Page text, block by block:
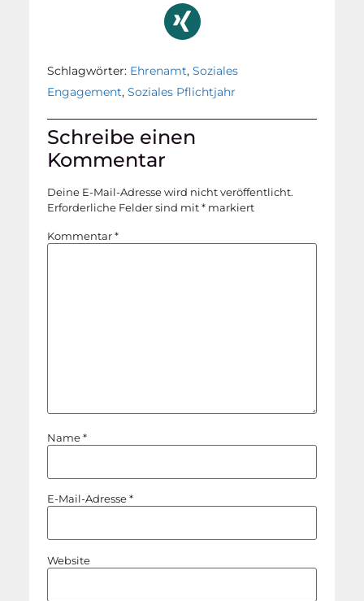
Schlagwörter: Ehrenamt,Soziales
Engagement,Soziales Pflichtjahr
Schreibe einen
Kommentar
Deine E-Mail-Adresse wird nicht veröffentlicht.
Erforderliche Felder sind mit* markiert
Kommentar*
Name*
E-Mail-Adresse*
Website